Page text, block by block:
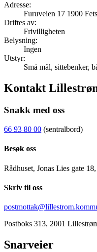
Adresse:
Furuveien 17 1900
Driftes av:
Frivilligheten
Belysning:
Ingen
Utstyr:
Små mål, sittebenker,
Kontakt
Snakk med oss
66 93 80 00 (sentralbord)
Besøk oss
Rådhuset, Jonas Lies gate
Skriv til oss
Postboks 313, 2001
Snarveier